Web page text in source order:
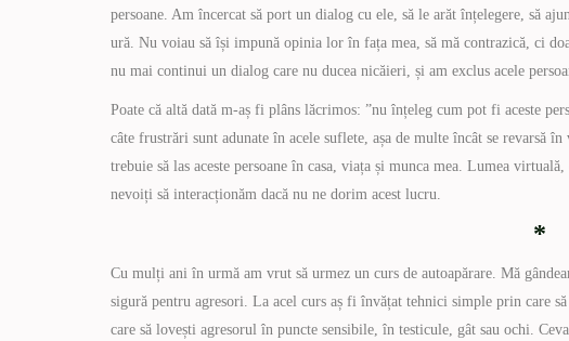
persoane. Am încercat să port un dialog cu ele, să le arăt înțelegere, să
ură. Nu voiau să își impună opinia lor în fața mea, să mă contrazică, ci
nu mai continui un dialog care nu ducea nicăieri, și am exclus acele
Poate că altă dată m-aș fi plâns lăcrimos: ”nu înțeleg cum pot fi aceste
câte frustrări sunt adunate în acele suflete, așa de multe încât se revarsă
trebuie să las aceste persoane în casa, viața și munca mea. Lumea
nevoiți să interacționăm dacă nu ne dorim acest lucru.
*
Cu mulți ani în urmă am vrut să urmez un curs de autoapărare. Mă
sigură pentru agresori. La acel curs aș fi învățat tehnici simple prin care
care să lovești agresorul în puncte sensibile, în testicule, gât sau ochi.